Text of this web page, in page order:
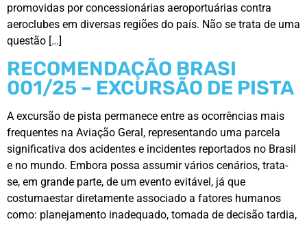
promovidas por concessionárias aeroportuárias contra
aeroclubes em diversas regiões do país. Não se trata de uma
questão […]
RECOMENDAÇÃO BRASI
001/25 – EXCURSÃO DE PISTA
A excursão de pista permanece entre as ocorrências mais
frequentes na Aviação Geral, representando uma parcela
significativa dos acidentes e incidentes reportados no Brasil
e no mundo. Embora possa assumir vários cenários, trata-
se, em grande parte, de um evento evitável, já que
costumaestar diretamente associado a fatores humanos
como: planejamento inadequado, tomada de decisão tardia,